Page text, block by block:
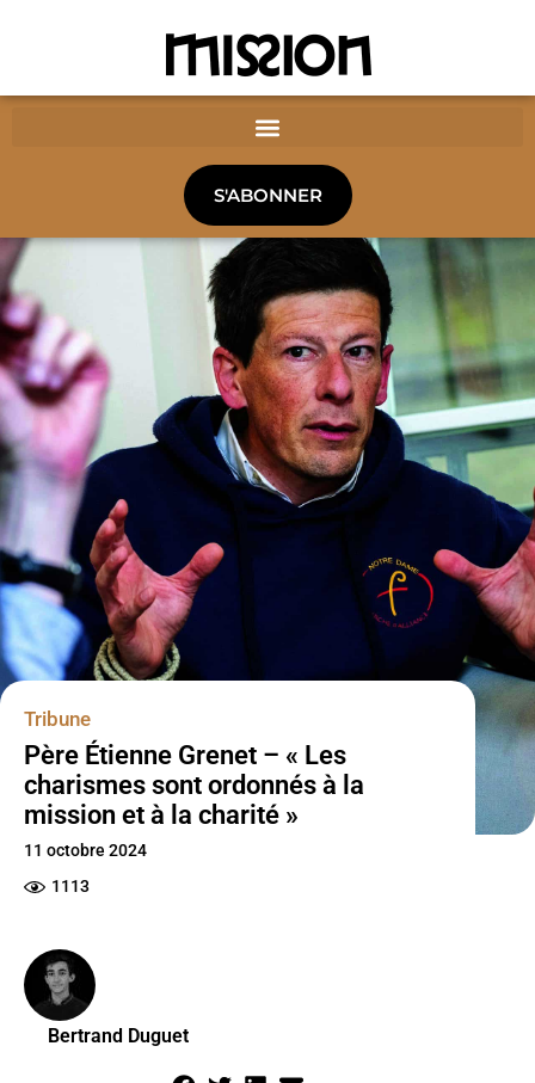
S'ABONNER
Tribune
Père Étienne Grenet – « Les
charismes sont ordonnés à la
mission et à la charité »
11 octobre 2024
1113
Bertrand Duguet